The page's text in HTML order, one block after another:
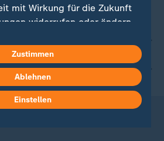
mit Wirkung für die Zukunft
widerrufen oder ändern.
Impressum.
findest du in unserer
Zustimmen
Ablehnen
Einstellen